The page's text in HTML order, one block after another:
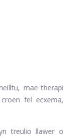
mae therapi
fel ecxema,
treulio llawer o